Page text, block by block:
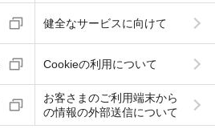
健全なサービスに向けて
Cookieの利用について
お客さまのご利用端末から
の情報の外部送信について